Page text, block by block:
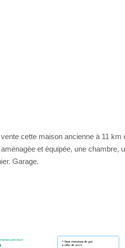
cette maison ancienne à 11 km
et équipée, une chambre,
Garage.